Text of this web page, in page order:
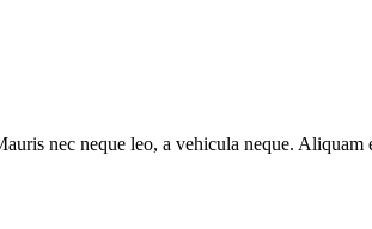
nec neque leo, a vehicula neque.